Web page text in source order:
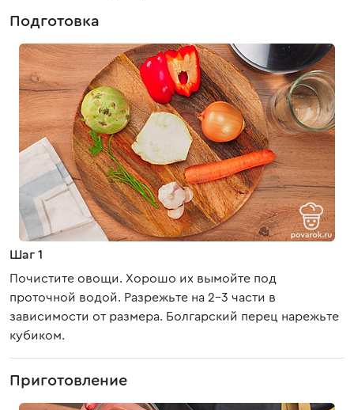
Подготовка
Шаг 1
Почистите овощи. Хорошо их вымойте под
проточной водой. Разрежьте на 2-3 части в
зависимости от размера. Болгарский перец нарежьте
кубиком.
Приготовление